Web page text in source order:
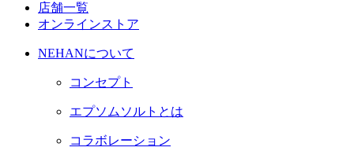
店舗一覧
オンラインストア
NEHANについて
コンセプト
エプソムソルトとは
コラボレーション